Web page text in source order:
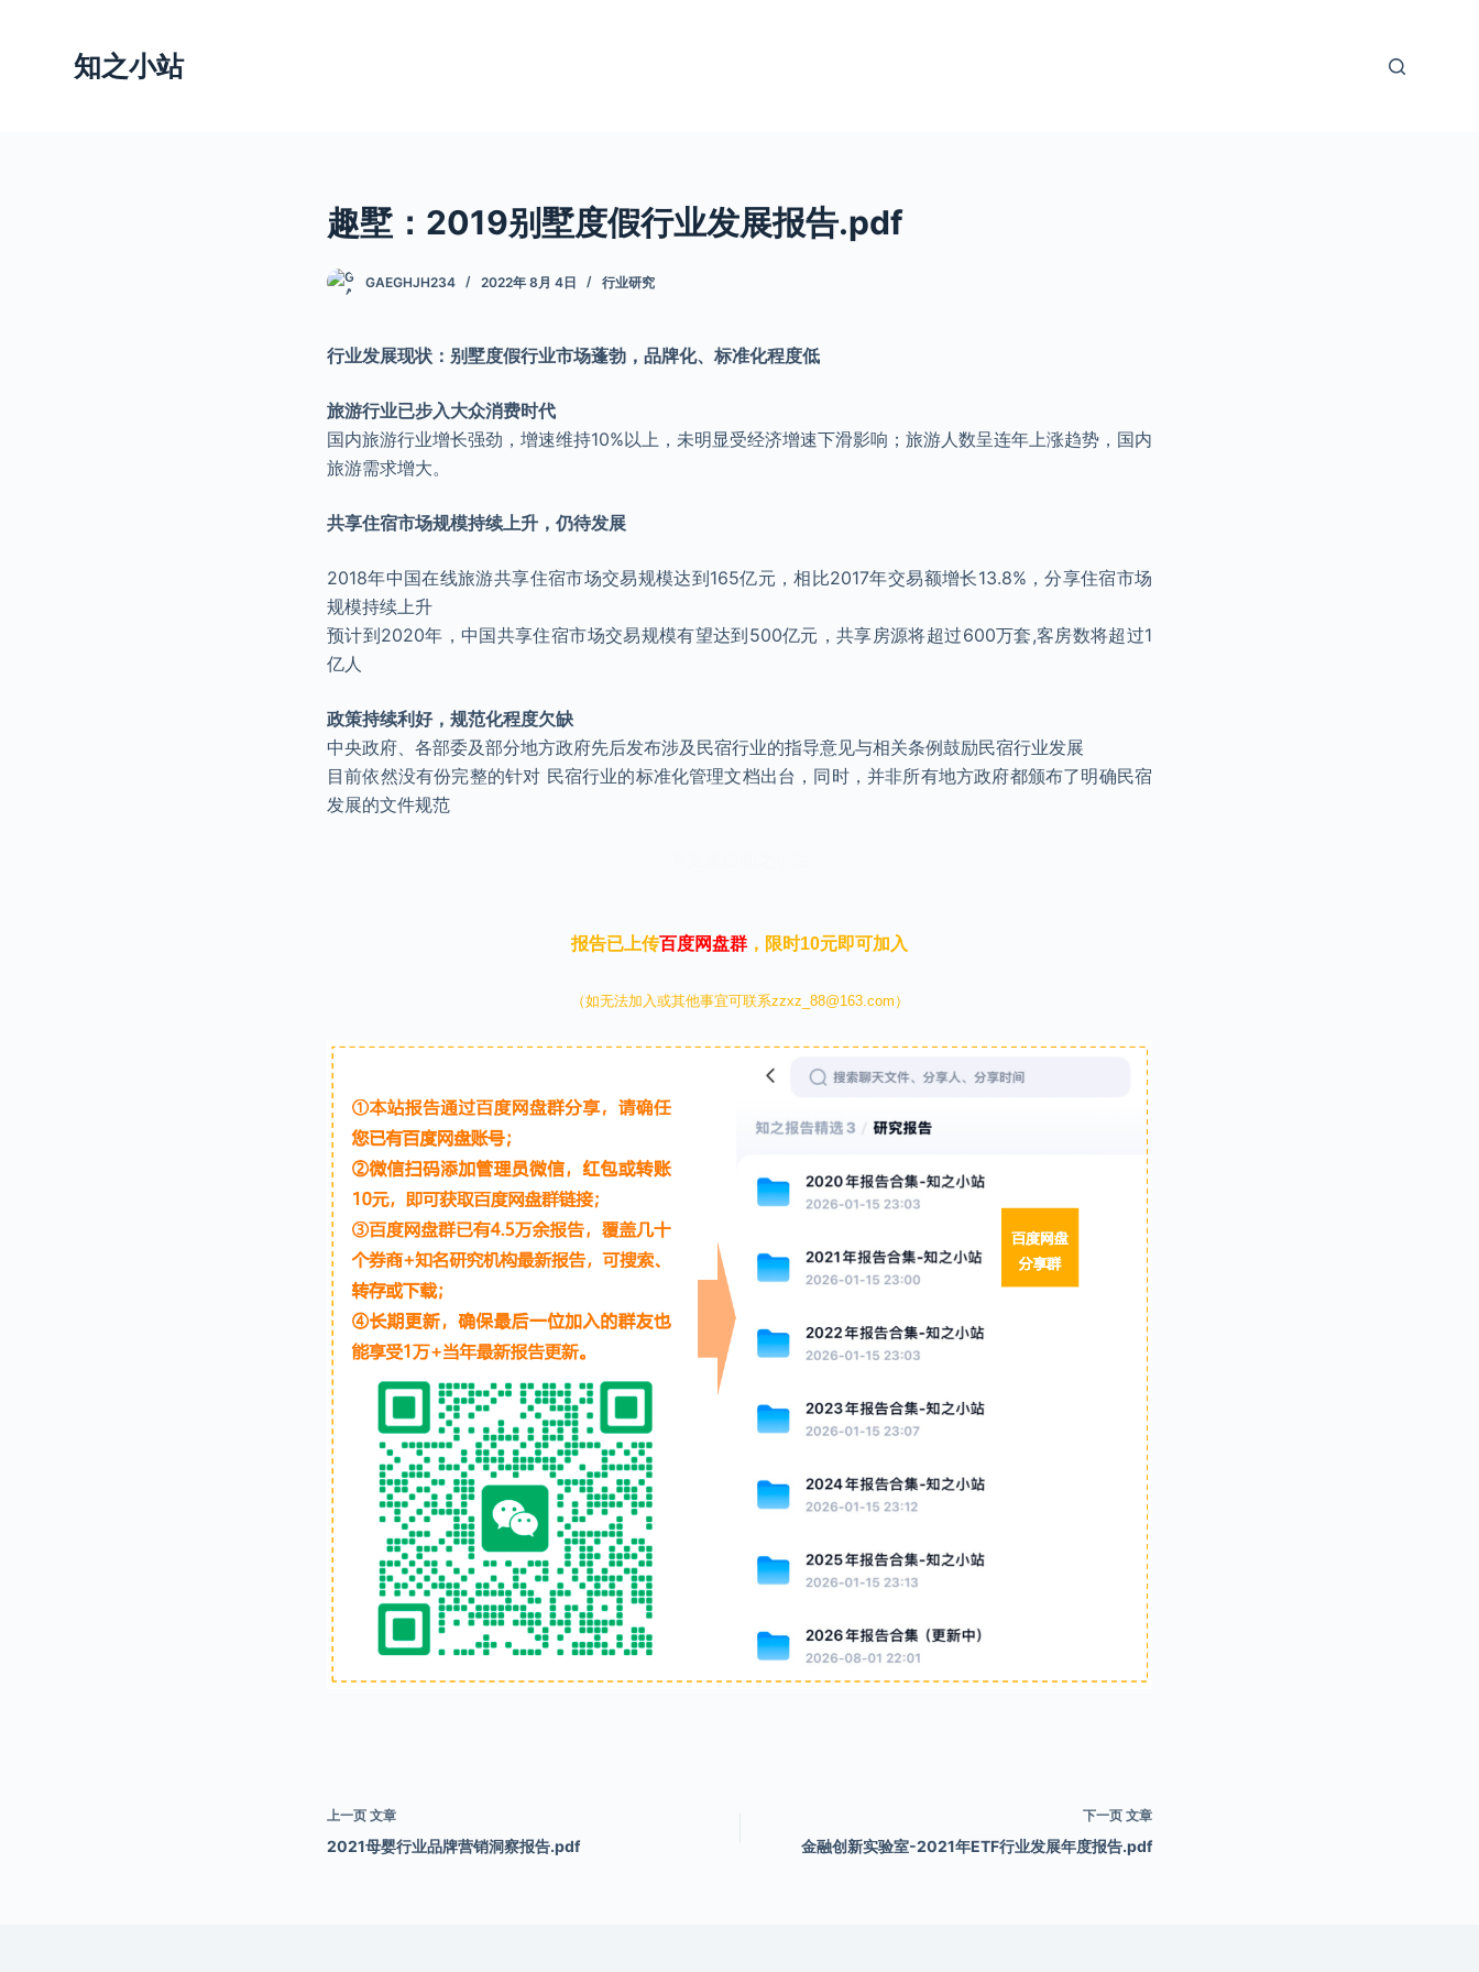
知之小站
趣墅：2019别墅度假行业发展报告.pdf
GAEGHJH234 2022年 8月 4日 行业研究
行业发展现状：别墅度假行业市场蓬勃，品牌化、标准化程度低
旅游行业已步入大众消费时代
国内旅游行业增长强劲，增速维持10%以上，未明显受经济增速下滑影响；旅游人数呈连年上涨趋势，国内
旅游需求增大。
共享住宿市场规模持续上升，仍待发展
2018年中国在线旅游共享住宿市场交易规模达到165亿元，相比2017年交易额增长13.8%，分享住宿市场
规模持续上升
预计到2020年，中国共享住宿市场交易规模有望达到500亿元，共享房源将超过600万套,客房数将超过1
亿人
政策持续利好，规范化程度欠缺
中央政府、各部委及部分地方政府先后发布涉及民宿行业的指导意见与相关条例鼓励民宿行业发展
目前依然没有份完整的针对 民宿行业的标准化管理文档出台，同时，并非所有地方政府都颁布了明确民宿
发展的文件规范
报告已上传百度网盘群 ，限时10元即可加入
（如无法加入或其他事宜可联系zzxz_88@163.com）
上一页 文章
2021母婴行业品牌营销洞察报告.pdf
下一页 文章
金融创新实验室-2021年ETF行业发展年度报告.pdf